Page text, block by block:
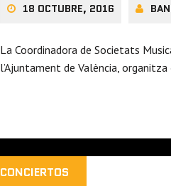
18 OCTUBRE, 2016
La Coordinadora de Societats
l’Ajuntament de València,
CONCIERTOS